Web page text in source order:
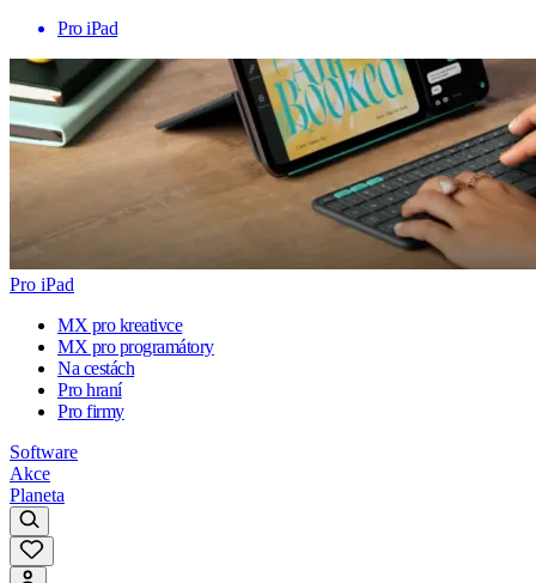
Pro iPad
Pro iPad
MX pro kreativce
MX pro programátory
Na cestách
Pro hraní
Pro firmy
Software
Akce
Planeta